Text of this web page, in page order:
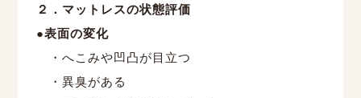
２．マットレスの状態評価
●表面の変化
・へこみや凹凸が目立つ
・異臭がある